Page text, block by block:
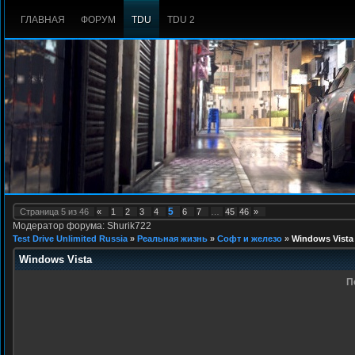
ГЛАВНАЯ ФОРУМ TDU TDU 2
Страница 5 из 46 « 1 2 3 4 5 6 7 45 46 »
Модератор форума: Shurik722
Test Drive Unlimited Russia » Реальная жизнь » Софт и железо » Windows Vista
Windows Vista